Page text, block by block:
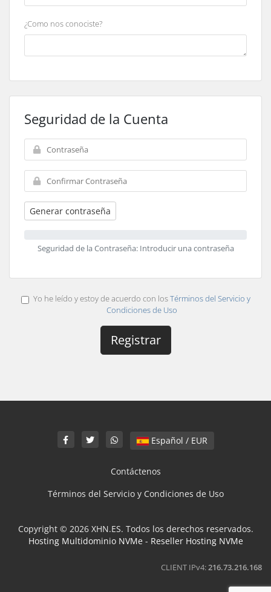
¿Como nos conociste?
Seguridad de la Cuenta
Generar contraseña
Seguridad de la Contraseña: Introducir una contraseña
Yo he leído y estoy de acuerdo con losTérminos del Servicio y
Condiciones de Uso
Español / EUR
Contáctenos
Términos del Servicio y Condiciones de Uso
Copyright © 2026 XHN.ES. Todos los derechos reservados.
Hosting Multidominio NVMe- Reseller Hosting NVMe
CLIENT IPv4:216.73.216.168